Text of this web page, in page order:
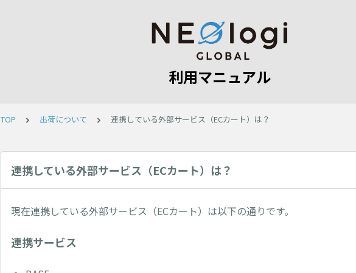
利用マニュアル
TOP 出荷について 連携している外部サービス（ECカート）は？
連携している外部サービス（ECカート）は？
現在連携している外部サービス（ECカート）は以下の通りです。
連携サービス